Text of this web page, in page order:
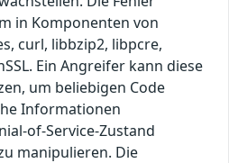
in Komponenten von
curl, libbzip2, libpcre,
Ein Angreifer kann diese
um beliebigen Code
Informationen
of-Service-Zustand
manipulieren. Die